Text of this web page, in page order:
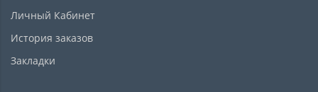
Личный Кабинет
История заказов
Закладки